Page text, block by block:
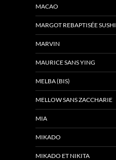
MACAO
MARGOT REBAPTISÉE SUSHI
MARVIN
MAURICE SANS YING
MELBA (BIS)
MELLOW SANS ZACCHARIE
MIA
MIKADO
MIKADO ET NIKITA